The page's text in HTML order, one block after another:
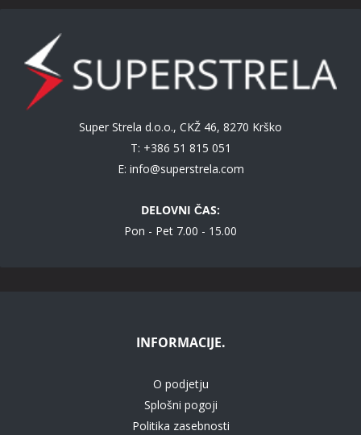
Super Strela d.o.o., CKŽ 46, 8270 Krško
T: +386 51 815 051
E: info@superstrela.com
DELOVNI ČAS:
Pon - Pet 7.00 - 15.00
INFORMACIJE.
O podjetju
Splošni pogoji
Politika zasebnosti